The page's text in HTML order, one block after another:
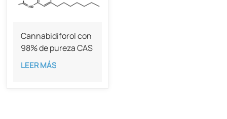
Cannabidiforol con
98% de pureza CAS
55824-13-0
LEER MÁS